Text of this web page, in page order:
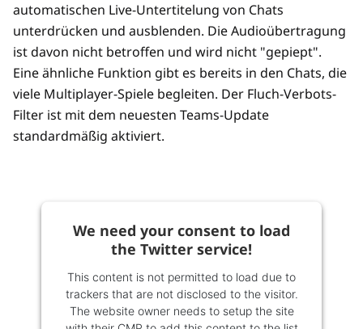
automatischen Live-Untertitelung von Chats
unterdrücken und ausblenden. Die Audioübertragung
ist davon nicht betroffen und wird nicht "gepiept".
Eine ähnliche Funktion gibt es bereits in den Chats, die
viele Multiplayer-Spiele begleiten. Der Fluch-Verbots-
Filter ist mit dem neuesten Teams-Update
standardmäßig aktiviert.
We need your consent to load
the Twitter service!
This content is not permitted to load due to
trackers that are not disclosed to the visitor.
The website owner needs to setup the site